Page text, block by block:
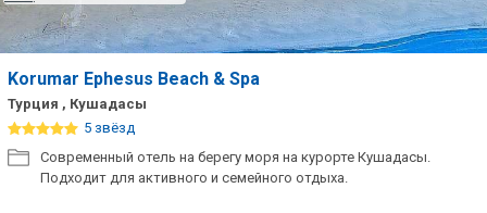
Korumar Ephesus Beach & Spa
Турция , Кушадасы
5 звёзд
Современный отель на берегу моря на курорте Кушадасы.
Подходит для активного и семейного отдыха.